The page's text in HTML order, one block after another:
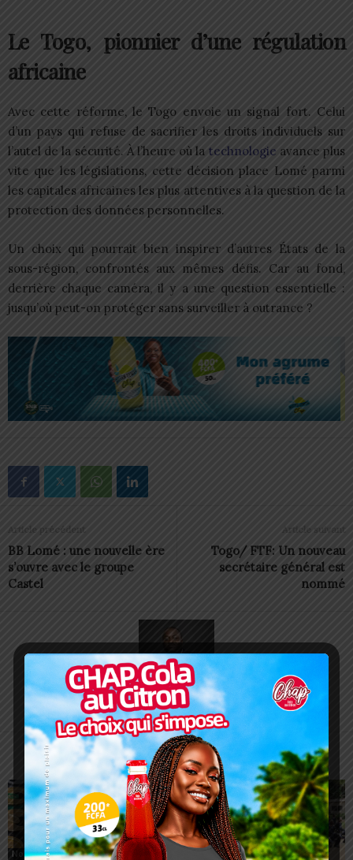
Le Togo, pionnier d’une régulation
africaine
Avec cette réforme, le Togo envoie un signal fort. Celui
d’un pays qui refuse de sacrifier les droits individuels sur
l’autel de la sécurité. À l’heure où la technologie avance plus
vite que les législations, cette décision place Lomé parmi
les capitales africaines les plus attentives à la question de la
protection des données personnelles.
Un choix qui pourrait bien inspirer d’autres États de la
sous-région, confrontés aux mêmes défis. Car au fond,
derrière chaque caméra, il y a une question essentielle :
jusqu’où peut-on protéger sans surveiller à outrance ?
Article précédent
BB Lomé : une nouvelle ère
s’ouvre avec le groupe
Castel
Article suivant
Togo/ FTF: Un nouveau
secrétaire général est
nommé
Charbel SOSSOUVI
ARTICLES CONNEXES PLUS DE L'AUTEUR
Non classé
Non classé
Non classé